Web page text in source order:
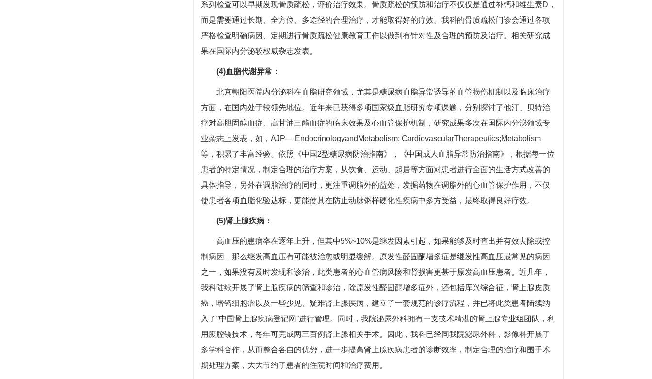
系列检查可以早期发现骨质疏松，评价治疗效果。骨质疏松的预防和治疗不仅仅是通过补钙和维生素D，
而是需要通过长期、全方位、多途径的合理治疗，才能取得好的疗效。我科的骨质疏松门诊会通过各项
严格检查明确病因、定期进行骨质疏松健康教育工作以做到有针对性及合理的预防及治疗。相关研究成
果在国际内分泌较权威杂志发表。
(4)血脂代谢异常：
北京朝阳医院内分泌科在血脂研究领域，尤其是糖尿病血脂异常诱导的血管损伤机制以及临床治疗
方面，在国内处于较领先地位。近年来已获得多项国家级血脂研究专项课题，分别探讨了他汀、贝特治
疗对高胆固醇血症、高甘油三酯血症的临床效果及心血管保护机制，研究成果多次在国际内分泌领域专
业杂志上发表，如，AJP— EndocrinologyandMetabolism; CardiovascularTherapeutics;Metabolism
等，积累了丰富经验。依照《中国2型糖尿病防治指南》，《中国成人血脂异常防治指南》，根据每一位
患者的特定情况，制定合理的治疗方案，从饮食、运动、起居等方面对患者进行全面的生活方式改善的
具体指导，另外在调脂治疗的同时，更注重调脂外的益处，发掘药物在调脂外的心血管保护作用，不仅
使患者各项血脂化验达标，更能使其在防止动脉粥样硬化性疾病中多方受益，最终取得良好疗效。
(5)肾上腺疾病：
高血压的患病率在逐年上升，但其中5%~10%是继发因素引起，如果能够及时查出并有效去除或控
制病因，那么继发高血压有可能被治愈或明显缓解。原发性醛固酮增多症是继发性高血压最常见的病因
之一，如果没有及时发现和诊治，此类患者的心血管病风险和肾损害更甚于原发高血压患者。近几年，
我科陆续开展了肾上腺疾病的筛查和诊治，除原发性醛固酮增多症外，还包括库兴综合征，肾上腺皮质
癌，嗜铬细胞瘤以及一些少见、疑难肾上腺疾病，建立了一套规范的诊疗流程，并已将此类患者陆续纳
入了“中国肾上腺疾病登记网”进行管理。同时，我院泌尿外科拥有一支技术精湛的肾上腺专业组团队，利
用腹腔镜技术，每年可完成两三百例肾上腺相关手术。因此，我科已经同我院泌尿外科，影像科开展了
多学科合作，从而整合各自的优势，进一步提高肾上腺疾病患者的诊断效率，制定合理的治疗和围手术
期处理方案，大大节约了患者的住院时间和治疗费用。